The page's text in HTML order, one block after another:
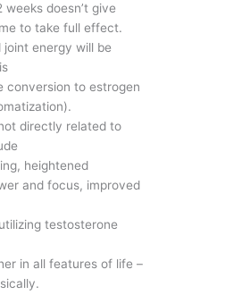
weeks doesn’t give
to take full effect.
joint energy will be
conversion to estrogen
directly related to
heightened
and focus, improved
testosterone
in all features of life –